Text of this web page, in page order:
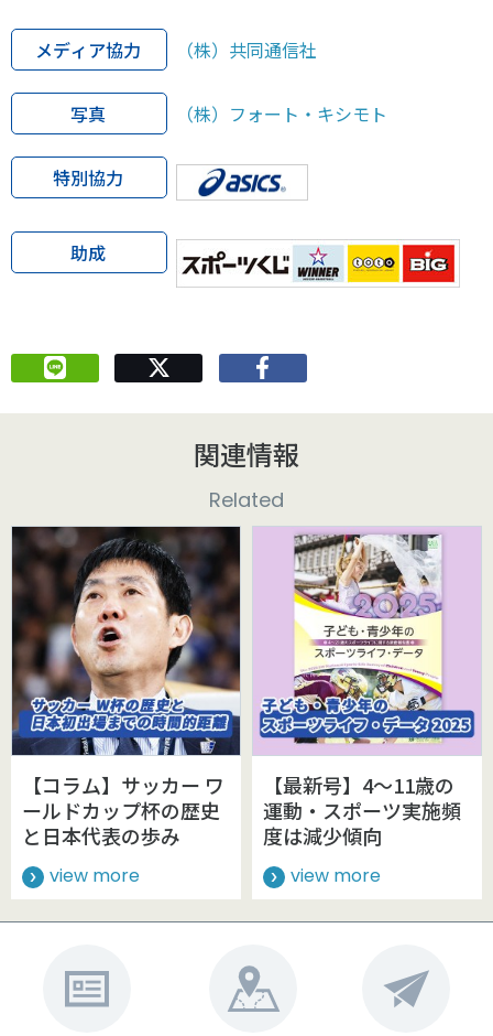
メディア協力 （株）共同通信社
写真 （株）フォート・キシモト
特別協力
助成
関連情報
Related
【コラム】サッカー ワ
ールドカップ杯の歴史
と日本代表の歩み
view more
【最新号】4～11歳の
運動・スポーツ実施頻
度は減少傾向
view more